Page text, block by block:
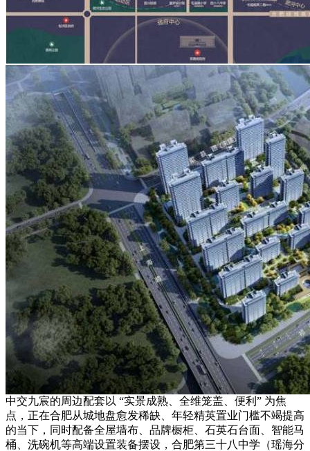
中交九宸的周边配套以 “实景成熟、全维笼盖、便利” 为焦
点，正在合肥从城地盘愈发稀缺、年轻精英置业门槛不竭提高
的当下，同时配备全屋墙布、品牌橱柜、石英石台面、智能马
桶、洗碗机等高端设置装备摆设，合肥第三十八中学（瑶海分